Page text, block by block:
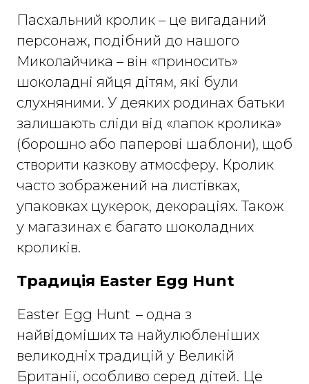
Пасхальний кролик – це вигаданий
персонаж, подібний до нашого
Миколайчика – він «приносить»
шоколадні яйця дітям, які були
слухняними. У деяких родинах батьки
залишають сліди від «лапок кролика»
(борошно або паперові шаблони), щоб
створити казкову атмосферу. Кролик
часто зображений на листівках,
упаковках цукерок, декораціях. Також
у магазинах є багато шоколадних
кроликів.
Традиція Easter Egg Hunt
Easter Egg Hunt – одна з
найвідоміших та найулюбленіших
великодніх традицій у Великій
Британії, особливо серед дітей. Це